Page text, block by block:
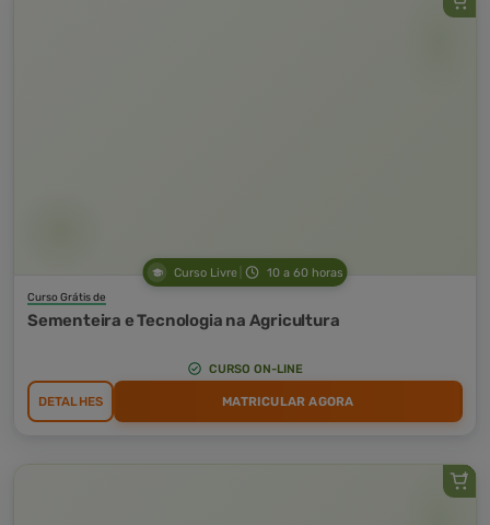
Curso Livre 10 a 60 horas
Curso Grátis de
Sementeira e Tecnologia na Agricultura
CURSO ON-LINE
DETALHES MATRICULAR AGORA